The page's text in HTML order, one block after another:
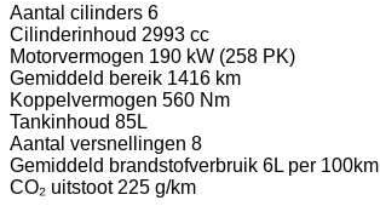
Aantal cilinders 6
Cilinderinhoud 2993 cc
Motorvermogen 190 kW (258 PK)
Gemiddeld bereik 1416 km
Koppelvermogen 560 Nm
Tankinhoud 85L
Aantal versnellingen 8
Gemiddeld brandstofverbruik 6L per 100km
CO₂ uitstoot 225 g/km